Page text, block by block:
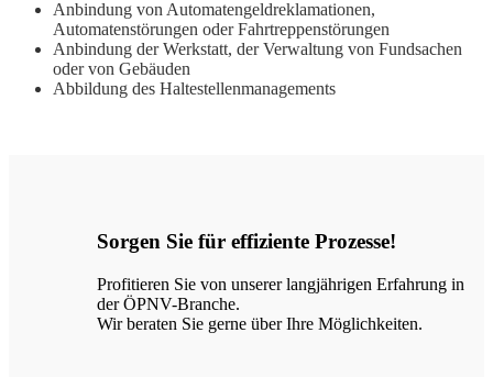
Anbindung von Automatengeldreklamationen,
Automatenstörungen oder Fahrtreppenstörungen
Anbindung der Werkstatt, der Verwaltung von Fundsachen
oder von Gebäuden
Abbildung des Haltestellenmanagements
Sorgen Sie für effiziente Prozesse!
Profitieren Sie von unserer langjährigen Erfahrung in
der ÖPNV-Branche.
Wir beraten Sie gerne über Ihre Möglichkeiten.